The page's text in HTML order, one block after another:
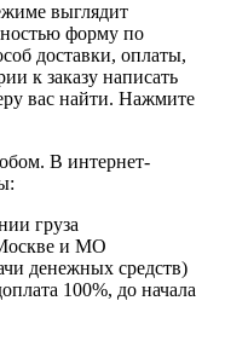
выглядит
форму по
доставки, оплаты,
к заказу написать
вас найти. Нажмите
В интернет-
груза
и МО
денежных средств)
100%, до начала